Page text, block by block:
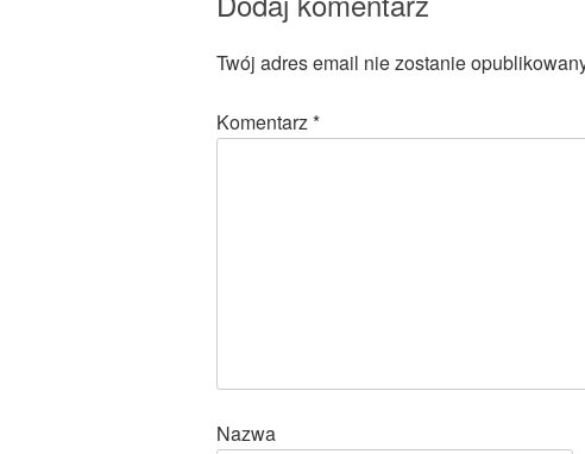
Twój adres email nie zostanie
Komentarz*
Nazwa